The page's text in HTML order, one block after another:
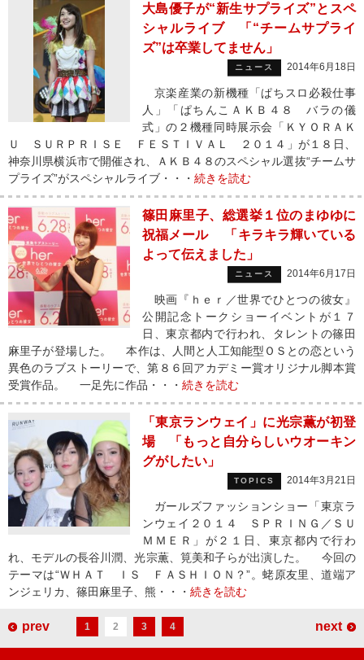
大島優子が“新生サプライズ”とスペ
シャルライブ 「“チームサプライ
ズ”は卒業してません」
ニュース 2014年6月18日
京楽産業の新機種「ぱちスロ必殺仕事
人」「ぱちんこＡＫＢ４８ バラの儀
式」の２機種同時展示会「ＫＹＯＲＡＫ
Ｕ ＳＵＲＰＲＩＳＥ ＦＥＳＴＩＶＡＬ ２０１４」が１８日、
神奈川県横浜市で開催され、ＡＫＢ４８のスペシャル選抜“チームサ
プライズ”がスペシャルライブ・・・ 続きを読む
篠田麻里子、総選挙１位のまゆゆに
祝福メール 「キラキラ輝いている
よって伝えました」
ニュース 2014年6月17日
映画『ｈｅｒ／世界でひとつの彼女』
公開記念トークショーイベントが１７
日、東京都内で行われ、タレントの篠田
麻里子が登場した。 本作は、人間と人工知能型ＯＳとの恋という
異色のラブストーリーで、第８６回アカデミー賞オリジナル脚本賞
受賞作品。 一足先に作品・・・ 続きを読む
「東京ランウェイ」に光宗薫が初登
場 「もっと自分らしいウオーキン
グがしたい」
TOPICS 2014年3月21日
ガールズファッションショー「東京ラ
ンウェイ２０１４ ＳＰＲＩＮＧ／ＳＵ
ＭＭＥＲ」が２１日、東京都内で行わ
れ、モデルの長谷川潤、光宗薫、筧美和子らが出演した。 今回の
テーマは“ＷＨＡＴ ＩＳ ＦＡＳＨＩＯＮ？”。蛯原友里、道端ア
ンジェリカ、篠田麻里子、熊・・・ 続きを読む
prev 1 2 3 4 next